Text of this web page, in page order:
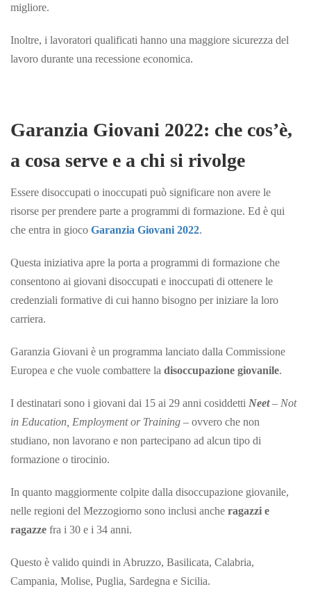
migliore.
Inoltre, i lavoratori qualificati hanno una maggiore sicurezza del
lavoro durante una recessione economica.
Garanzia Giovani 2022: che cos’è,
a cosa serve e a chi si rivolge
Essere disoccupati o inoccupati può significare non avere le
risorse per prendere parte a programmi di formazione. Ed è qui
che entra in gioco Garanzia Giovani 2022.
Questa iniziativa apre la porta a programmi di formazione che
consentono ai giovani disoccupati e inoccupati di ottenere le
credenziali formative di cui hanno bisogno per iniziare la loro
carriera.
Garanzia Giovani è un programma lanciato dalla Commissione
Europea e che vuole combattere la disoccupazione giovanile.
I destinatari sono i giovani dai 15 ai 29 anni cosiddetti Neet– Not
in Education, Employment or Training – ovvero che non
studiano, non lavorano e non partecipano ad alcun tipo di
formazione o tirocinio.
In quanto maggiormente colpite dalla disoccupazione giovanile,
nelle regioni del Mezzogiorno sono inclusi anche ragazzi e
ragazze fra i 30 e i 34 anni.
Questo è valido quindi in Abruzzo, Basilicata, Calabria,
Campania, Molise, Puglia, Sardegna e Sicilia.